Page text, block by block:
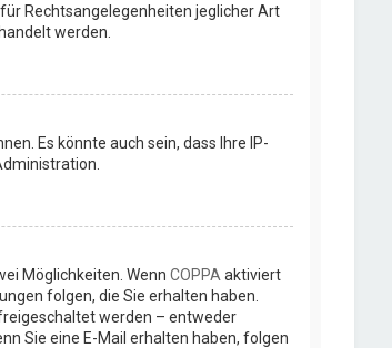
Rechtsangelegenheiten jeglicher Art
werden.
Es könnte auch sein, dass Ihre IP-
Möglichkeiten. Wenn COPPA aktiviert
folgen, die Sie erhalten haben.
werden – entweder
Sie eine E-Mail erhalten haben, folgen